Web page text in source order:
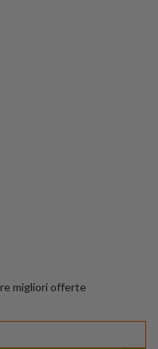
migliori offerte